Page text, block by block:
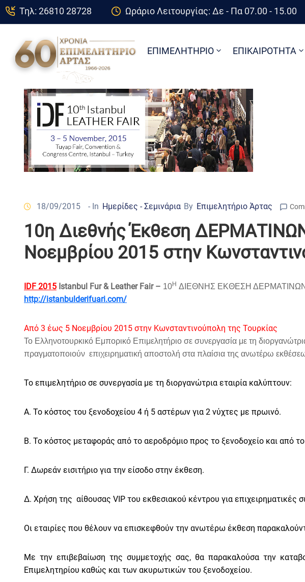
Τηλ: 26810 28728 Ωράριο Λειτουργίας: Δε - Πα 07.00 - 15.00
ΕΠΙΜΕΛΗΤΗΡΙΟ ΕΠΙΚΑΙΡΟΤΗΤΑ
18/09/2015 - In Ημερίδες - Σεμινάρια By Επιμελητήριο Άρτας
10η Διεθνής Έκθεση
Νοεμβρίου 2015 στην
IDF 2015 Istanbul Fur & Leather Fair – 10Η ΔΙΕΘΝΗΣ ΕΚΘΕΣΗ
http://istanbulderifuari.com/
Από 3 έως 5 Νοεμβρίου 2015 στην Κωνσταντινούπολη της Τουρκίας
Το Ελληνοτουρκικό Εμπορικό Επιμελητήριο σε συνεργασία με τη
πραγματοποιούν επιχειρηματική αποστολή στα πλαίσια της ανωτέρω
Το επιμελητήριο σε συνεργασία με τη διοργανώτρια εταιρία καλύπτουν:
Α. Το κόστος του ξενοδοχείου 4 ή 5 αστέρων για 2 νύχτες με πρωινό.
Β. Το κόστος μεταφοράς από το αεροδρόμιο προς το ξενοδοχείο και από
Γ. Δωρεάν εισιτήριο για την είσοδο στην έκθεση.
Δ. Χρήση της αίθουσας VIP του εκθεσιακού κέντρου για επιχειρηματικές
Οι εταιρίες που θέλουν να επισκεφθούν την ανωτέρω έκθεση
Με την επιβεβαίωση της συμμετοχής σας, θα παρακαλούσα την
Επιμελητηρίου καθώς και των ακυρωτικών του ξενοδοχείου.